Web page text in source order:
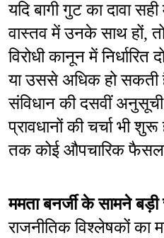
यदि बागी गुट का दावा
वास्तव में उनके साथ हों,
विरोधी कानून में
या उससे अधिक हो सकती
संविधान की दसवीं
प्रावधानों की चर्चा भी
तक कोई औपचारिक
ममता बनर्जी के सामने बड़ी
राजनीतिक विश्लेषकों का